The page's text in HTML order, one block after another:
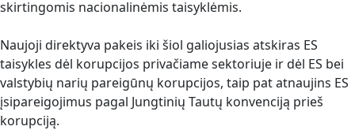
skirtingomis nacionalinėmis taisyklėmis.
Naujoji direktyva pakeis iki šiol galiojusias atskiras ES
taisykles dėl korupcijos privačiame sektoriuje ir dėl ES bei
valstybių narių pareigūnų korupcijos, taip pat atnaujins ES
įsipareigojimus pagal Jungtinių Tautų konvenciją prieš
korupciją.